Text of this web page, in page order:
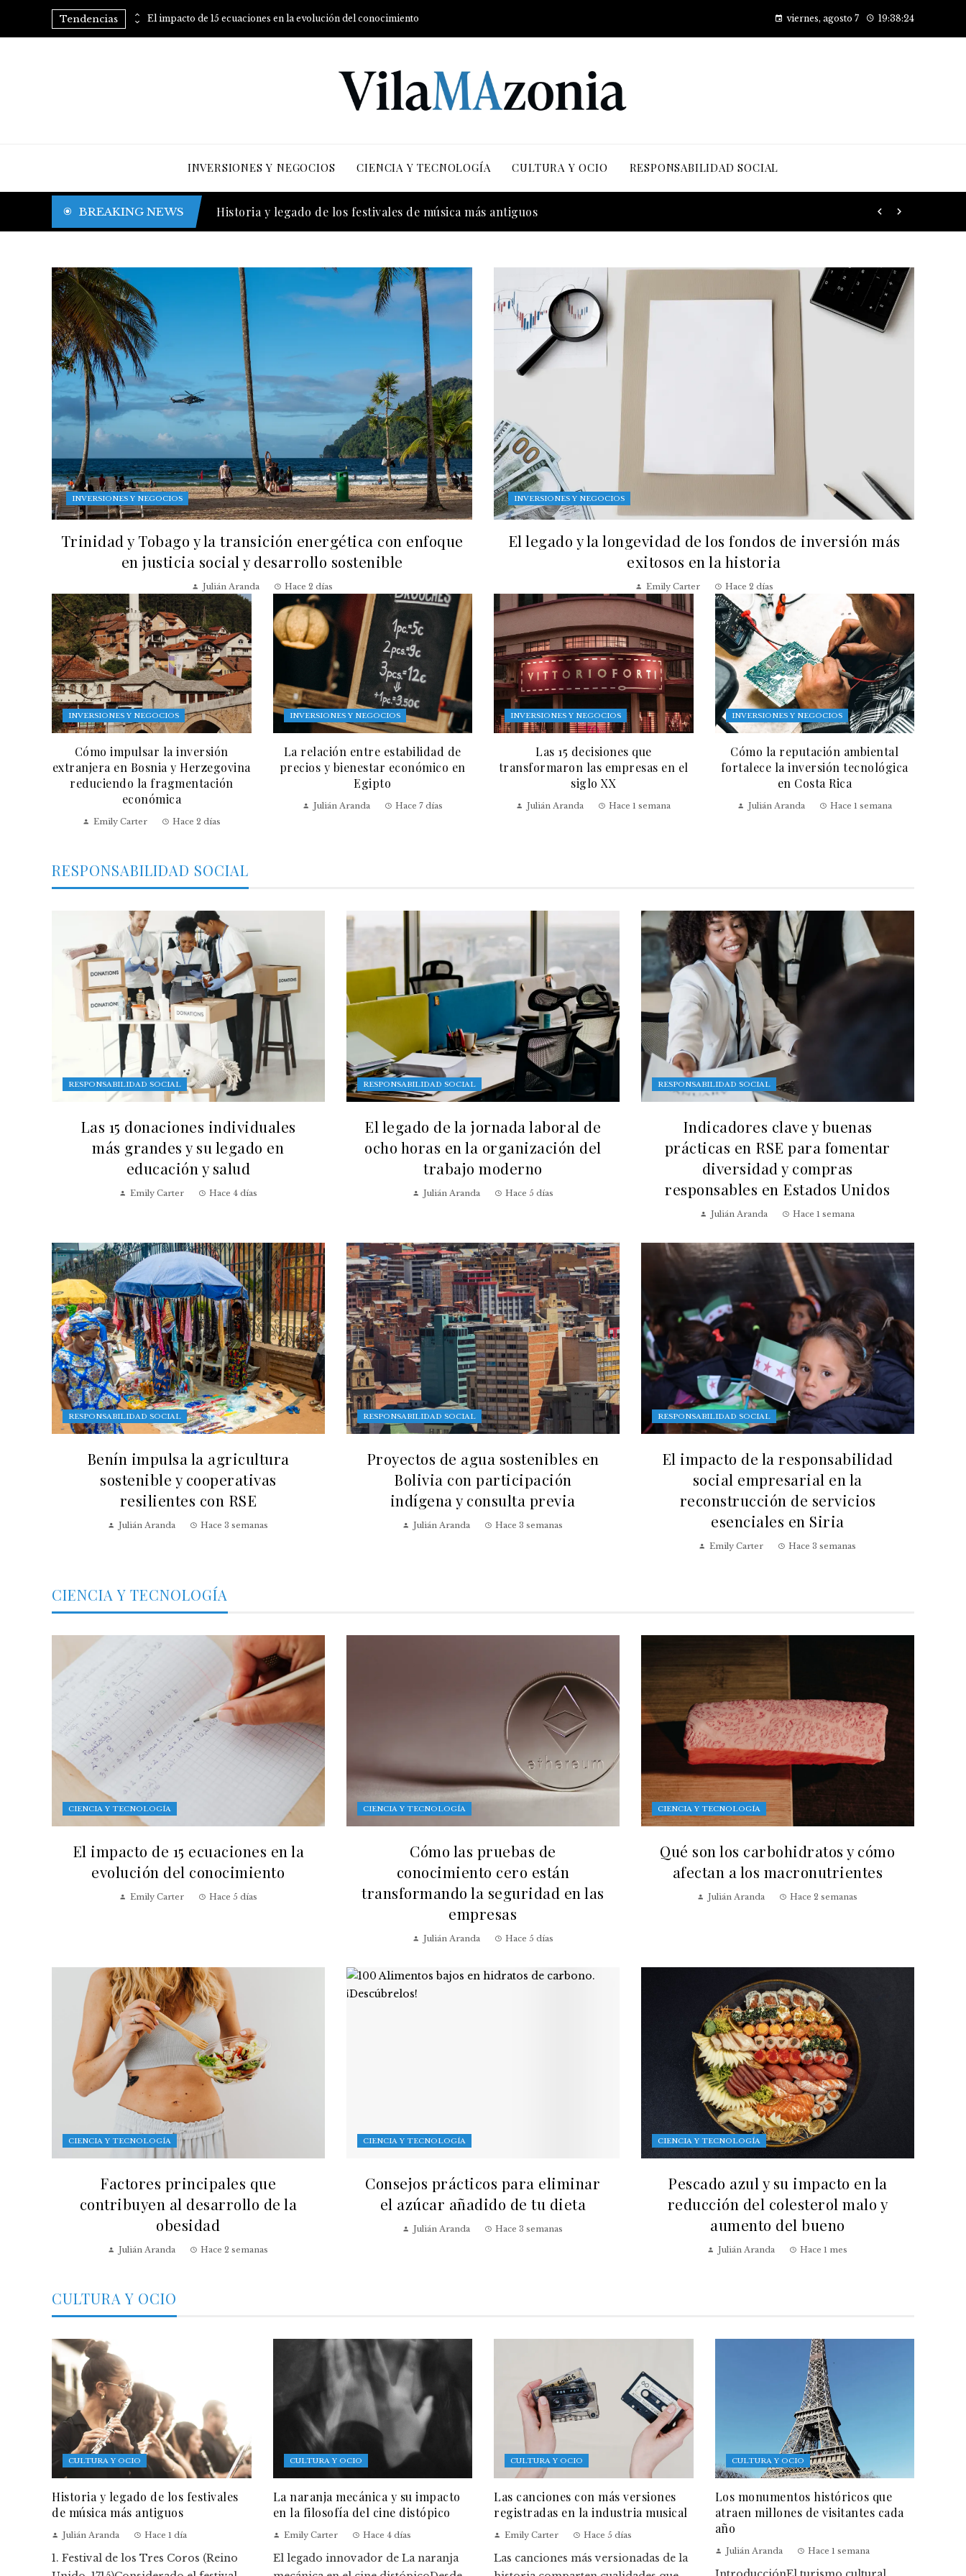
Tendencias Consejos prácticos para eliminar el azúcar añadido de tu dieta El impacto de 15 ecuaciones en la evolución del conocimiento viernes, agosto 7 19:38:26
INVERSIONES Y NEGOCIOS CIENCIA Y TECNOLOGÍA CULTURA Y OCIO RESPONSABILIDAD SOCIAL
BREAKING NEWS Trinidad y Tobago y la transición energética con enfoque en justicia social y desarrollo sostenible
INVERSIONES Y NEGOCIOS
Trinidad y Tobago y la transición energética con enfoque
en justicia social y desarrollo sostenible
Julián Aranda Hace 2 días
INVERSIONES Y NEGOCIOS
El legado y la longevidad de los fondos de inversión más
exitosos en la historia
Emily Carter Hace 2 días
INVERSIONES Y NEGOCIOS
Cómo impulsar la inversión
extranjera en Bosnia y Herzegovina
reduciendo la fragmentación
económica
Emily Carter Hace 2 días
INVERSIONES Y NEGOCIOS
La relación entre estabilidad de
precios y bienestar económico en
Egipto
Julián Aranda Hace 7 días
INVERSIONES Y NEGOCIOS
Las 15 decisiones que
transformaron las empresas en el
siglo XX
Julián Aranda Hace 1 semana
INVERSIONES Y NEGOCIOS
Cómo la reputación ambiental
fortalece la inversión tecnológica
en Costa Rica
Julián Aranda Hace 1 semana
RESPONSABILIDAD SOCIAL
RESPONSABILIDAD SOCIAL
Las 15 donaciones individuales
más grandes y su legado en
educación y salud
Emily Carter Hace 4 días
RESPONSABILIDAD SOCIAL
El legado de la jornada laboral de
ocho horas en la organización del
trabajo moderno
Julián Aranda Hace 5 días
RESPONSABILIDAD SOCIAL
Indicadores clave y buenas
prácticas en RSE para fomentar
diversidad y compras
responsables en Estados Unidos
Julián Aranda Hace 1 semana
RESPONSABILIDAD SOCIAL
Benín impulsa la agricultura
sostenible y cooperativas
resilientes con RSE
Julián Aranda Hace 3 semanas
RESPONSABILIDAD SOCIAL
Proyectos de agua sostenibles en
Bolivia con participación
indígena y consulta previa
Julián Aranda Hace 3 semanas
RESPONSABILIDAD SOCIAL
El impacto de la responsabilidad
social empresarial en la
reconstrucción de servicios
esenciales en Siria
Emily Carter Hace 3 semanas
CIENCIA Y TECNOLOGÍA
CIENCIA Y TECNOLOGÍA
El impacto de 15 ecuaciones en la
evolución del conocimiento
Emily Carter Hace 5 días
CIENCIA Y TECNOLOGÍA
Cómo las pruebas de
conocimiento cero están
transformando la seguridad en las
empresas
Julián Aranda Hace 5 días
CIENCIA Y TECNOLOGÍA
Qué son los carbohidratos y cómo
afectan a los macronutrientes
Julián Aranda Hace 2 semanas
CIENCIA Y TECNOLOGÍA
Factores principales que
contribuyen al desarrollo de la
obesidad
Julián Aranda Hace 2 semanas
CIENCIA Y TECNOLOGÍA
Consejos prácticos para eliminar
el azúcar añadido de tu dieta
Julián Aranda Hace 3 semanas
CIENCIA Y TECNOLOGÍA
Pescado azul y su impacto en la
reducción del colesterol malo y
aumento del bueno
Julián Aranda Hace 1 mes
CULTURA Y OCIO
CULTURA Y OCIO
Historia y legado de los festivales
de música más antiguos
Julián Aranda Hace 1 día
1. Festival de los Tres Coros (Reino
CULTURA Y OCIO
La naranja mecánica y su impacto
en la filosofía del cine distópico
Emily Carter Hace 4 días
El legado innovador de La naranja
CULTURA Y OCIO
Las canciones con más versiones
registradas en la industria musical
Emily Carter Hace 5 días
Las canciones más versionadas de la
CULTURA Y OCIO
Los monumentos históricos que
atraen millones de visitantes cada
año
Julián Aranda Hace 1 semana